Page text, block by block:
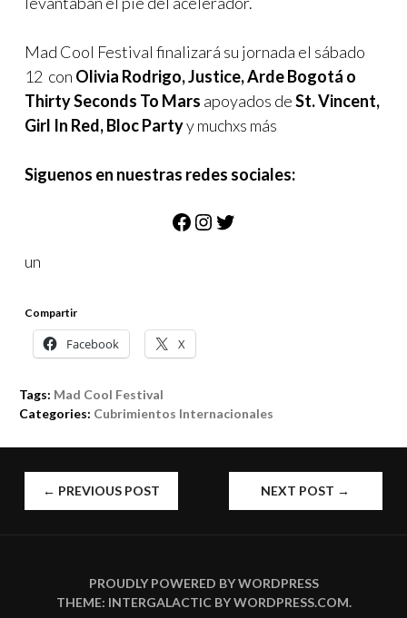
Mad Cool Festival finalizará su jornada el sábado
12 con Olivia Rodrigo, Justice, Arde Bogotá o
Thirty Seconds To Mars apoyados deSt. Vincent,
Girl In Red, Bloc Partyy muchxs más
Siguenos en nuestras redes sociales:
Facebook
Instagram
Twitter
un
Compartir
Facebook X
Tags: Mad Cool Festival
Categories: Cubrimientos Internacionales
POST
← PREVIOUS POST NEXT POST →
PROUDLY POWERED BY WORDPRESS
THEME: INTERGALACTIC BYWORDPRESS.COM.